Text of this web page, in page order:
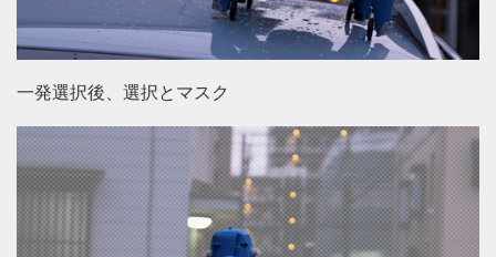
一発選択後、選択とマスク